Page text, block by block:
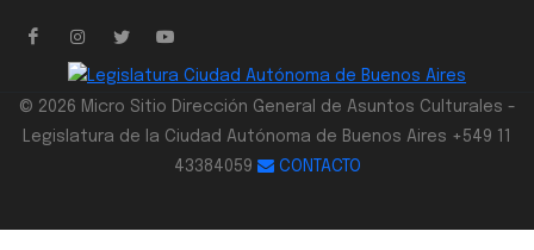
© 2026 Micro Sitio Dirección General de Asuntos Culturales -
Legislatura de la Ciudad Autónoma de Buenos Aires +549 11
43384059
CONTACTO